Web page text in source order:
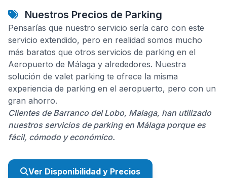
Nuestros Precios de Parking
Pensarías que nuestro servicio sería caro con este
servicio extendido, pero en realidad somos mucho
más baratos que otros servicios de parking en el
Aeropuerto de Málaga y alrededores. Nuestra
solución de valet parking te ofrece la misma
experiencia de parking en el aeropuerto, pero con un
gran ahorro.
Clientes de Barranco del Lobo, Malaga, han utilizado
nuestros servicios de parking en Málaga porque es
fácil, cómodo y económico.
Ver Disponibilidad y Precios